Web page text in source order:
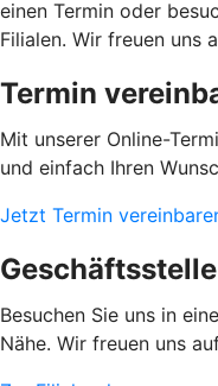
einen Termin oder
Filialen. Wir freuen uns
Termin
Mit unserer Online-
und einfach Ihren
Jetzt Termin
Besuchen Sie uns in
Nähe. Wir freuen uns